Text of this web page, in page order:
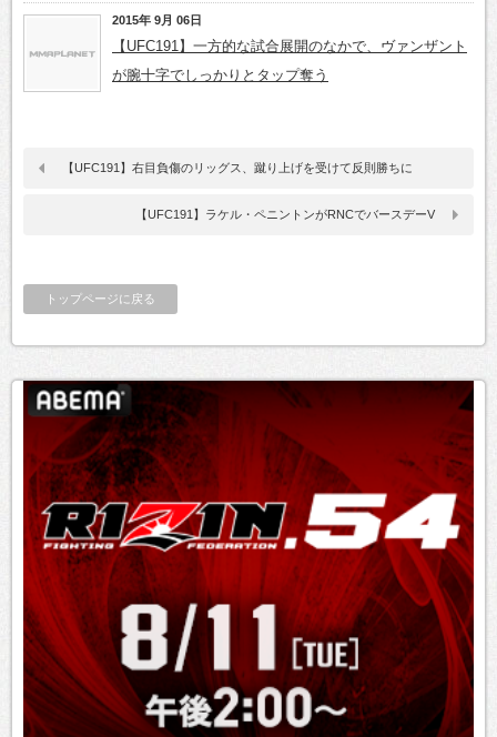
2015年 9月 06日
【UFC191】一方的な試合展開のなかで、ヴァンザント
が腕十字でしっかりとタップ奪う
【UFC191】右目負傷のリッグス、蹴り上げを受けて反則勝ちに
【UFC191】ラケル・ペニントンがRNCでバースデーV
トップページに戻る